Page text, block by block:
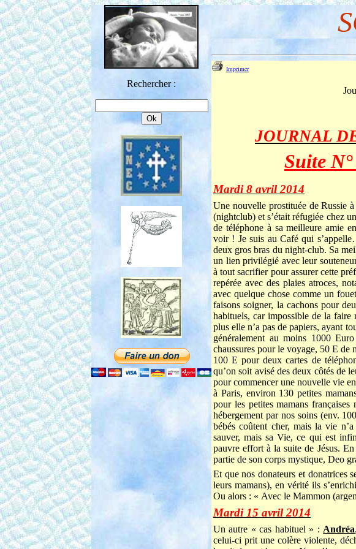
Rechercher :
Imprimer
JOURNAL
Suite
Mardi 8 avril 2014
Une nouvelle prostituée de Russie à
(nightclub) et s’était réfugiée chez
de téléphone à sa meilleure amie
voir ! Je suis au Café qui
deux gros bras du night-club. Sa
un lien privilégié avec leur
à tout sacrifier pour assurer cette
repérée avec des plaies atroces,
avec quelque chose comme un
faisons soigner, la cachons pour
habituels, car impossible de la
plus elle n’a pas de papiers, ayant
généralement au moins 1000
chaussures pour le voyage, 50 E
100 E pour deux cartes de
qu’on soit avisé des deux côtés de
pour commencer une nouvelle vie
à Paris, environ 130 petites
pour les petites mamans françaises
hébergement par nos soins (env.
bébés coûtent cher, mais la vie
sauver, mais sa Vie, ce qui est
pauvre effort à la suite de Jésus.
partie de son corps mystique, Deo
Et que nos donateurs et donatrices
leurs mamans), en vérité ils
Ou alors : « Avec le Mammon
Mardi 15 avril 2014
Un autre « cas habituel » : Andréa
celui-ci prit une colère violente,